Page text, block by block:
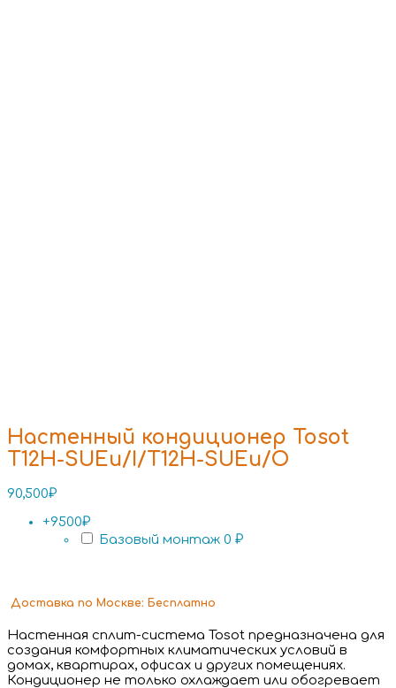
Настенный кондиционер Tosot
T12H-SUEu/I/T12H-SUEu/O
90,500₽
+9500₽
Базовый монтаж 0 ₽
Доставка по Москве: Бесплатно
Настенная сплит-система Tosot предназначена для
создания комфортных климатических условий в
домах, квартирах, офисах и других помещениях.
Кондиционер не только охлаждает или обогревает